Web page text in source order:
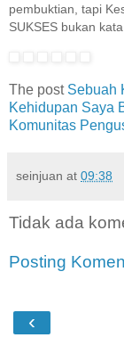
pembuktian, tapi
SUKSES bukan
The post Sebuah
Kehidupan Saya
Komunitas
seinjuan at 09:38
Tidak ada
Posting
‹